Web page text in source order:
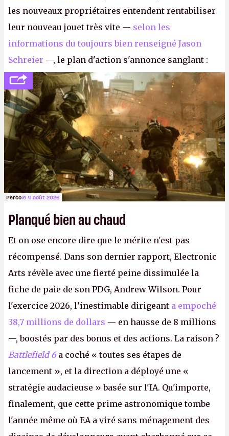
les nouveaux propriétaires entendent rentabiliser
leur nouveau jouet très vite — selon les
informations du toujours bien renseigné Jason
Schreier —, le plan d'action s'annonce sanglant :
réductions de coûts drastiques, fermetures de
studios et licenciements massifs. En gros, essorer
FCetBattlefield, puis virer le reste.P.
Percole 4 août 2026
Planqué bien au chaud
Et on ose encore dire que le mérite n'est pas
récompensé. Dans son dernier rapport, Electronic
Arts révèle avec une fierté peine dissimulée la
fiche de paie de son PDG, Andrew Wilson. Pour
l'exercice 2026, l’inestimable dirigeant a empoché
38,7 millions de dollars — en hausse de 8 millions
—, boostés par des bonus et des actions. La raison ?
Battlefield 6 a coché « toutes ses étapes de
lancement », et la direction a déployé une «
stratégie audacieuse » basée sur l'IA. Qu'importe,
finalement, que cette prime astronomique tombe
l'année même où EA a viré sans ménagement des